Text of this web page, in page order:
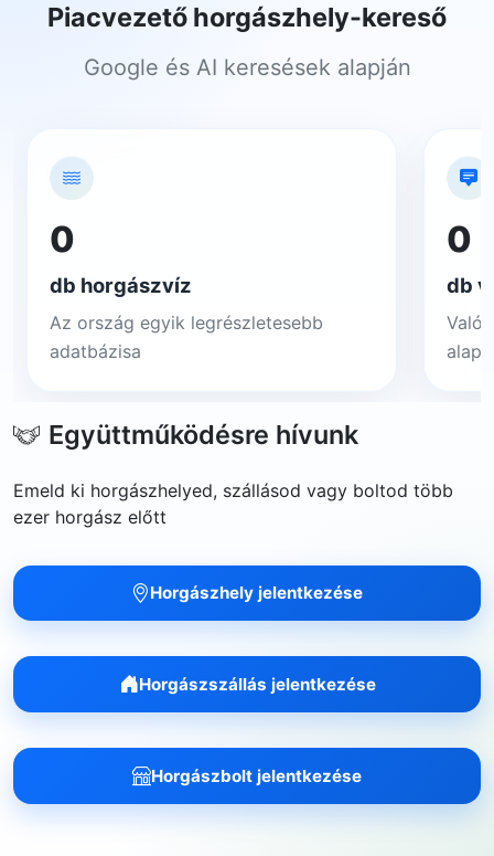
Piacvezető horgászhely-kereső
Google és AI keresések alapján
0
db horgászvíz
Az ország egyik legrészletesebb
adatbázisa
0
db
Együttműködésre hívunk
Emeld ki horgászhelyed, szállásod vagy boltod több
ezer horgász előtt
Horgászhely jelentkezése
Horgászszállás jelentkezése
Horgászbolt jelentkezése